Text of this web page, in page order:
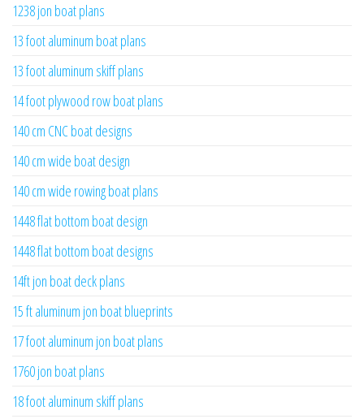
1238 jon boat plans
13 foot aluminum boat plans
13 foot aluminum skiff plans
14 foot plywood row boat plans
140 cm CNC boat designs
140 cm wide boat design
140 cm wide rowing boat plans
1448 flat bottom boat design
1448 flat bottom boat designs
14ft jon boat deck plans
15 ft aluminum jon boat blueprints
17 foot aluminum jon boat plans
1760 jon boat plans
18 foot aluminum skiff plans